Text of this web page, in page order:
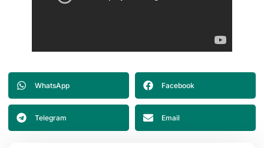
WhatsApp Facebook
Telegram Email